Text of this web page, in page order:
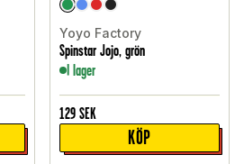
Yoyo Factory
Spinstar Jojo, grön
I lager
129 SEK
KÖP